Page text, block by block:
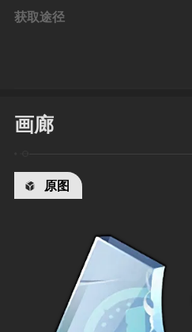
获取途径
画廊
原图